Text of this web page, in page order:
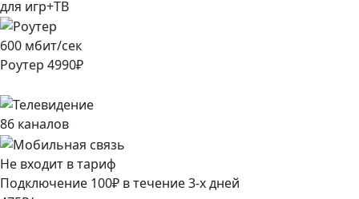
для игр+ТВ
600 мбит/сек
Роутер 4990₽
86 каналов
Не входит в тариф
Подключение 100₽ в течение3-х дней